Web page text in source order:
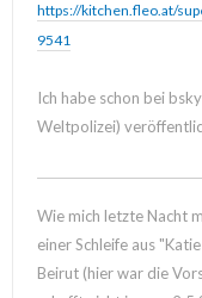
https://kitchen.fleo.at/
9541
Ich habe schon bei
Weltpolizei)
Wie mich letzte Nacht
einer Schleife aus
Beirut (hier war die